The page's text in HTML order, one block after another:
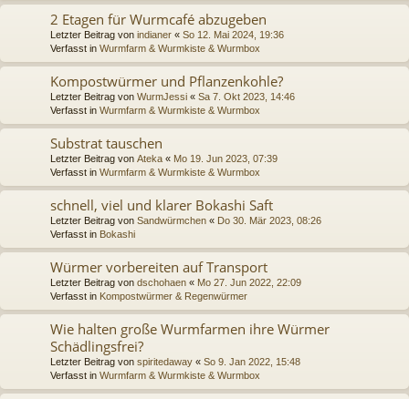
2 Etagen für Wurmcafé abzugeben
Letzter Beitrag von indianer « So 12. Mai 2024, 19:36
Verfasst in Wurmfarm & Wurmkiste & Wurmbox
Kompostwürmer und Pflanzenkohle?
Letzter Beitrag von WurmJessi « Sa 7. Okt 2023, 14:46
Verfasst in Wurmfarm & Wurmkiste & Wurmbox
Substrat tauschen
Letzter Beitrag von Ateka « Mo 19. Jun 2023, 07:39
Verfasst in Wurmfarm & Wurmkiste & Wurmbox
schnell, viel und klarer Bokashi Saft
Letzter Beitrag von Sandwürmchen « Do 30. Mär 2023, 08:26
Verfasst in Bokashi
Würmer vorbereiten auf Transport
Letzter Beitrag von dschohaen « Mo 27. Jun 2022, 22:09
Verfasst in Kompostwürmer & Regenwürmer
Wie halten große Wurmfarmen ihre Würmer
Schädlingsfrei?
Letzter Beitrag von spiritedaway « So 9. Jan 2022, 15:48
Verfasst in Wurmfarm & Wurmkiste & Wurmbox